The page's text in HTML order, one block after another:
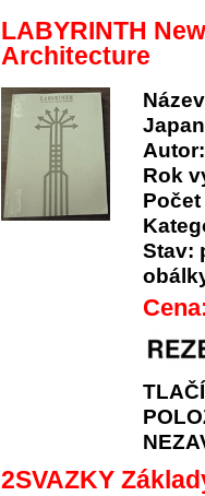
LABYRINTH
Architecture
Autor:
Rok
Stav:
2SVAZKY